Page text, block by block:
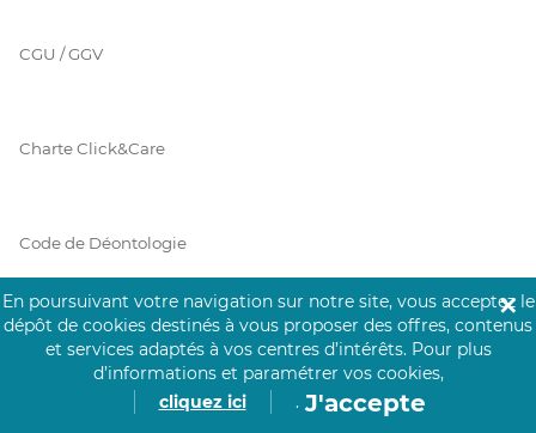
CGU / GGV
Charte Click&Care
Code de Déontologie
Mentions Légales
En poursuivant votre navigation sur notre site, vous acceptez le
dépôt de cookies destinés à vous proposer des offres, contenus
et services adaptés à vos centres d’intérêts. Pour plus
d’informations et paramétrer vos cookies,
cliquez ici
. J'accepte
✕